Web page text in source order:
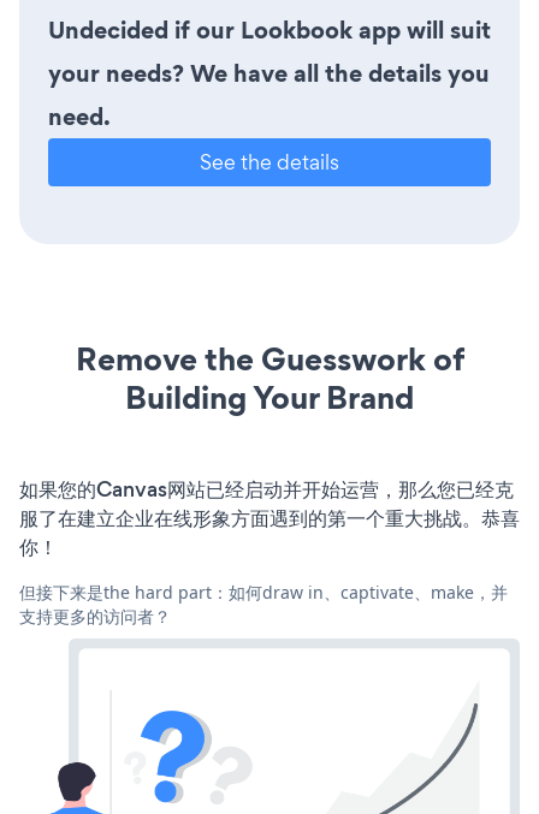
Undecided if our Lookbook app will suit
your needs? We have all the details you
need.
See the details
Remove the Guesswork of
Building Your Brand
如果您的Canvas网站已经启动并开始运营，那么您已经克
服了在建立企业在线形象方面遇到的第一个重大挑战。恭喜
你！
但接下来是the hard part：如何draw in、captivate、make，并
支持更多的访问者？